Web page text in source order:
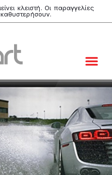
κλειστή. Οι παραγγελίες